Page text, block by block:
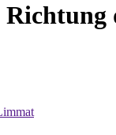
Richtung